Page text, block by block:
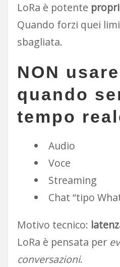
LoRa è potente
Quando forzi quei
sbagliata.
NON
quando
tempo
Audio
Voce
Streaming
Chat “tipo
Motivo tecnico:
LoRa è pensata per
conversazioni.